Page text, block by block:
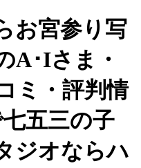
お宮参り写
A･Iさま・
ミ・評判情
五三の子
ジオならハ